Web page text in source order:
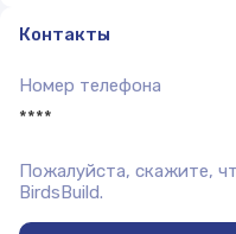
Контакты
Номер телефона
****
Пожалуйста, скажите,
BirdsBuild.